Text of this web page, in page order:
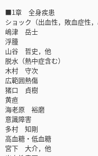
■1章 全身疾患
ショック（出血性，敗血症性，
嶋津 岳士
浮腫
山谷 哲史，他
脱水（熱中症含む）
木村 守次
広範囲熱傷
猪口 貞樹
黄疸
海老原 裕磨
意識障害
多村 知剛
高血糖・低血糖
宮下 大介，他